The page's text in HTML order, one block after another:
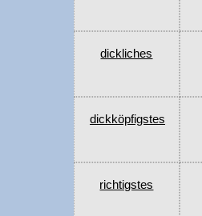
dickliches
dickköpfigstes
richtigstes